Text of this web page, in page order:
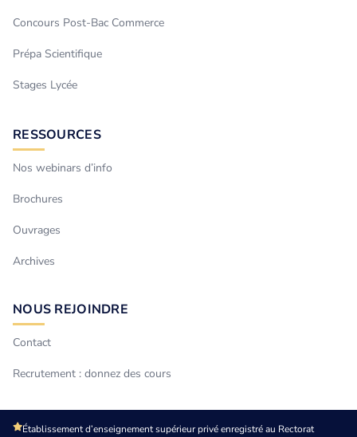
Concours Post-Bac Commerce
Prépa Scientifique
Stages Lycée
RESSOURCES
Nos webinars d’info
Brochures
Ouvrages
Archives
NOUS REJOINDRE
Contact
Recrutement : donnez des cours
Établissement d’enseignement supérieur privé enregistré au Rectorat